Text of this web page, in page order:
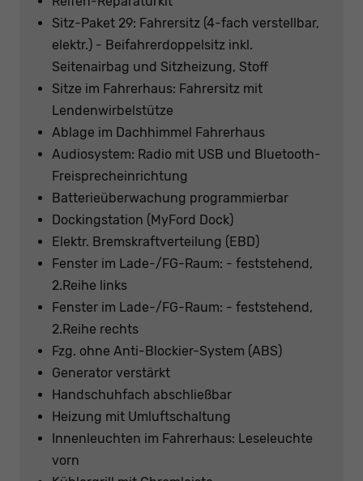
Sitz-Paket 29: Fahrersitz (4-fach verstellbar,
elektr.) - Beifahrerdoppelsitz inkl.
Seitenairbag und Sitzheizung, Stoff
Sitze im Fahrerhaus: Fahrersitz mit
Lendenwirbelstütze
Ablage im Dachhimmel Fahrerhaus
Audiosystem: Radio mit USB und Bluetooth-
Freisprecheinrichtung
Batterieüberwachung programmierbar
Dockingstation (MyFord Dock)
Elektr. Bremskraftverteilung (EBD)
Fenster im Lade-/FG-Raum: - feststehend,
2.Reihe links
Fenster im Lade-/FG-Raum: - feststehend,
2.Reihe rechts
Fzg. ohne Anti-Blockier-System (ABS)
Generator verstärkt
Handschuhfach abschließbar
Heizung mit Umluftschaltung
Innenleuchten im Fahrerhaus: Leseleuchte
vorn